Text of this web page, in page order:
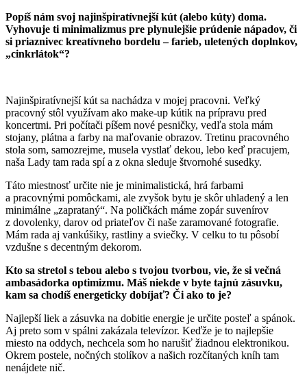
Popíš nám svoj najinšpiratívnejší kút (alebo kúty) doma.
Vyhovuje ti minimalizmus pre plynulejšie prúdenie nápadov, či
si priaznivec kreatívneho bordelu – farieb, uletených doplnkov,
„cinkrlátok“?
Najinšpiratívnejší kút sa nachádza v mojej pracovni. Veľký
pracovný stôl využívam ako make-up kútik na prípravu pred
koncertmi. Pri počítači píšem nové pesničky, vedľa stola mám
stojany, plátna a farby na maľovanie obrazov. Tretinu pracovného
stola som, samozrejme, musela vystlať dekou, lebo keď pracujem,
naša Lady tam rada spí a z okna sleduje štvornohé susedky.
Táto miestnosť určite nie je minimalistická, hrá farbami
a pracovnými pomôckami, ale zvyšok bytu je skôr uhladený a len
minimálne „zaprataný“. Na poličkách máme zopár suvenírov
z dovolenky, darov od priateľov či naše zaramované fotografie.
Mám rada aj vankúšiky, rastliny a sviečky. V celku to tu pôsobí
vzdušne s decentným dekorom.
Kto sa stretol s tebou alebo s tvojou tvorbou, vie, že si večná
ambasádorka optimizmu. Máš niekde v byte tajnú zásuvku,
kam sa chodíš energeticky dobíjať? Či ako to je?
Najlepší liek a zásuvka na dobitie energie je určite posteľ a spánok.
Aj preto som v spálni zakázala televízor. Keďže je to najlepšie
miesto na oddych, nechcela som ho narušiť žiadnou elektronikou.
Okrem postele, nočných stolíkov a našich rozčítaných kníh tam
nenájdete nič.